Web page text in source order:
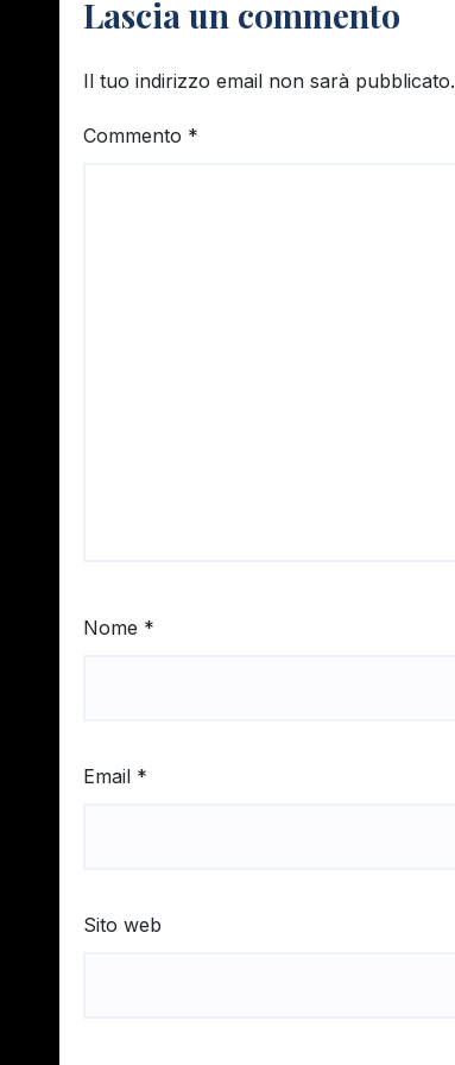
Lascia un commento
Il tuo indirizzo email non sarà pubblicato.
Commento *
Nome *
Email *
Sito web